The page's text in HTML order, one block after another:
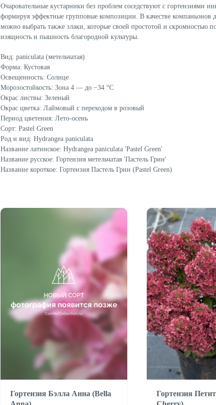
Очаровательные кустарники без проблем соседствуют с гортензиями
формируя эффектные групповые композиции. В качестве компаньонов
можно выбрать также злаки, которые своей простотой и скромностью
изящность и пышность благородной культуры.
Вид: paniculata (метельчатая)
Форма: Кустовая
Освещенность: Солнце
Морозостойкость: Зона 4 — до −34 °C
Окрас листвы: Зеленый
Окрас цветка: Лаймовый с переходом в розовый
Период цветения: Лето-осень
Сорт: Pastel Green
Род и вид: Hydrangea paniculata
Название латинское: Hydrangea paniculata 'Pastel Green'
Название русское: Гортензия метельчатая 'Пастель Грин'
Название короткое: Гортензия Пастель Грин (Pastel Green)
Гортензия Бэлла Анна (Bella
Гортензия